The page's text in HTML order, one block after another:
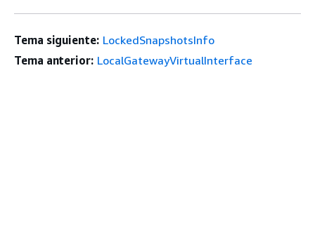
Tema siguiente: LockedSnapshotsInfo
Tema anterior: LocalGatewayVirtualInterface